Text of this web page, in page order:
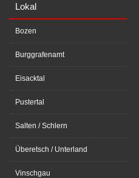
Lokal
Bozen
Burggrafenamt
Eisacktal
Pustertal
Salten / Schlern
Überetsch / Unterland
Vinschgau